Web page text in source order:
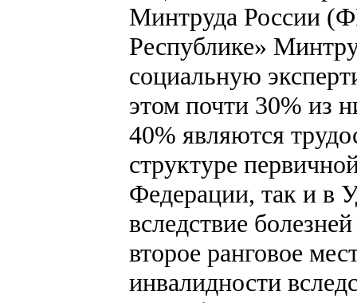
Минтруда России
Республике»
социальную
этом почти 30% из
40% являются
структуре
Федерации, так и в
вследствие
второе ранговое
инвалидности